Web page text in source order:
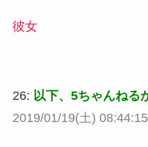
彼女
26: 以下、5ちゃんねる
2019/01/19(土)